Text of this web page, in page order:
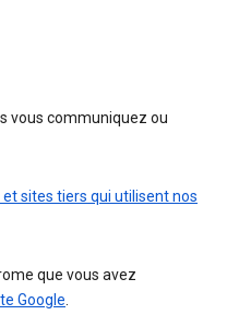
vous communiquez ou
sites tiers qui utilisent nos
que vous avez
Google.